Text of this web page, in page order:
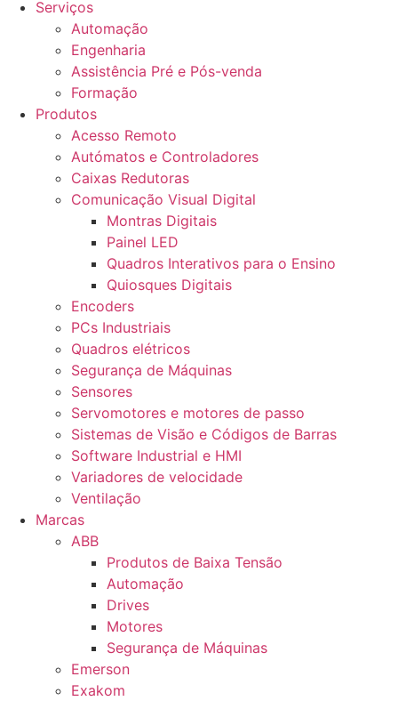
Serviços
Automação
Engenharia
Assistência Pré e Pós-venda
Formação
Produtos
Acesso Remoto
Autómatos e Controladores
Caixas Redutoras
Comunicação Visual Digital
Montras Digitais
Painel LED
Quadros Interativos para o Ensino
Quiosques Digitais
Encoders
PCs Industriais
Quadros elétricos
Segurança de Máquinas
Sensores
Servomotores e motores de passo
Sistemas de Visão e Códigos de Barras
Software Industrial e HMI
Variadores de velocidade
Ventilação
Marcas
ABB
Produtos de Baixa Tensão
Automação
Drives
Motores
Segurança de Máquinas
Emerson
Exakom